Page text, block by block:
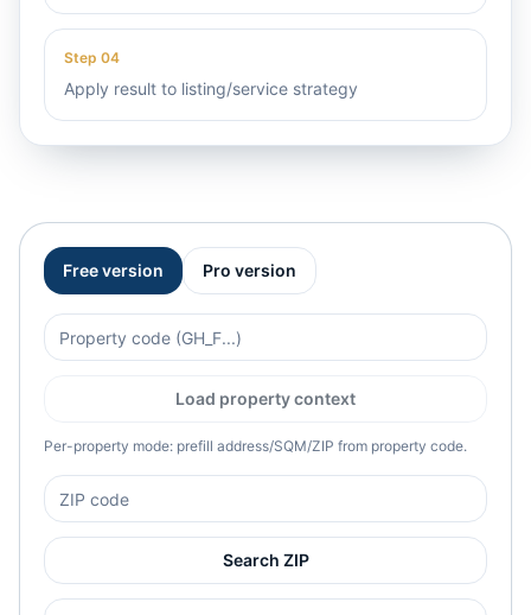
Step 04
Apply result to listing/service strategy
Free version Pro version
Load property context
Per-property mode: prefill address/SQM/ZIP from property code.
Search ZIP